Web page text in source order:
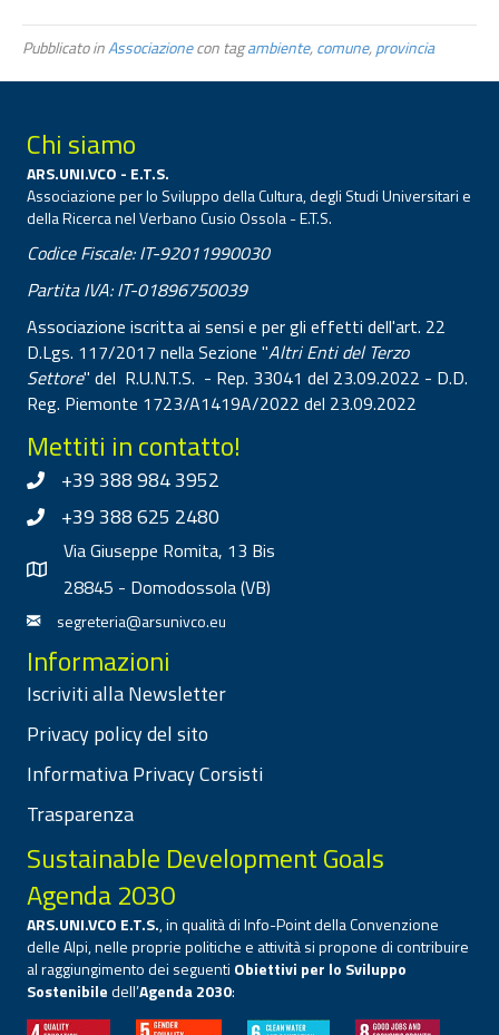
Pubblicato inAssociazionecon tagambiente,comune,provincia
Chi siamo
ARS.UNI.VCO - E.T.S.
Associazione per lo Sviluppo della Cultura, degli Studi Universitari e
della Ricerca nel Verbano Cusio Ossola - E.T.S.
Codice Fiscale: IT-92011990030
Partita IVA: IT-01896750039
Associazione iscritta ai sensi e per gli effetti dell'art. 22
D.Lgs. 117/2017 nella Sezione "Altri Enti del Terzo
Settore" del R.U.N.T.S. - Rep. 33041 del 23.09.2022 - D.D.
Reg. Piemonte 1723/A1419A/2022 del 23.09.2022
Mettiti in contatto!
+39 388 984 3952
+39 388 625 2480
Via Giuseppe Romita, 13 Bis
28845 - Domodossola (VB)
segreteria@arsunivco.eu
Informazioni
Iscriviti alla Newsletter
Privacy policy del sito
Informativa Privacy Corsisti
Trasparenza
Sustainable Development Goals
Agenda 2030
ARS.UNI.VCO E.T.S., in qualità di Info-Point della Convenzione
delle Alpi, nelle proprie politiche e attività si propone di contribuire
al raggiungimento dei seguenti Obiettivi per lo Sviluppo
Sostenibiledell’Agenda 2030: